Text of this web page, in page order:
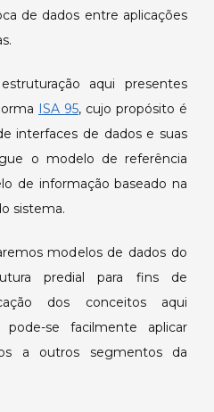
de dados entre aplicações
aqui presentes
ISA 95, cujo propósito é
interfaces de dados e suas
o modelo de referência
de informação baseado na
sistema.
modelos de dados do
predial para fins de
dos conceitos aqui
se facilmente aplicar
a outros segmentos da